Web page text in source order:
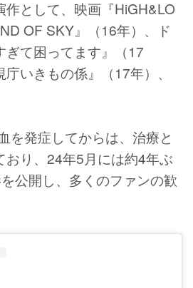
作として、映画『HiGH&LO
OF SKY』（16年）、ド
ぎて困ってます』（17
いきもの係』（17年）、
を発症してからは、治療と
おり、24年5月には約4年ぶ
を公開し、多くのファンの歓